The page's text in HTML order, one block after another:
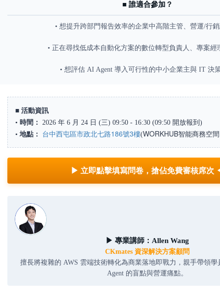
■ 誰適合參加？
• 想提升跨部門報告效率的企業中高階主管、營運/行
• 正在尋找低成本自動化方案的數位轉型負責人、專案經
• 想評估 AI Agent 導入可行性的中小企業主與 IT 決
■ 活動資訊
• 時間： 2026 年 6 月 24 日 (三) 09:50 - 16:30 (09:50 開放報到)
• 地點： 台中西屯區市政北七路186號3樓(WORKHUB智能商務空
▶ 立即點擊填寫問卷，搶佔免費審核席次
▶ 專業講師：Allen Wang
CKmates 資深解決方案顧問
擅長將複雜的 AWS 雲端技術轉化為商業落地即戰力，親手帶領
Agent 的盲點與營運痛點。